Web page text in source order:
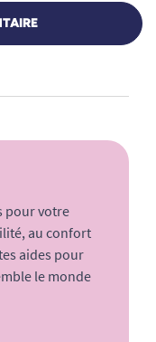
pour votre
au confort
aides pour
le monde